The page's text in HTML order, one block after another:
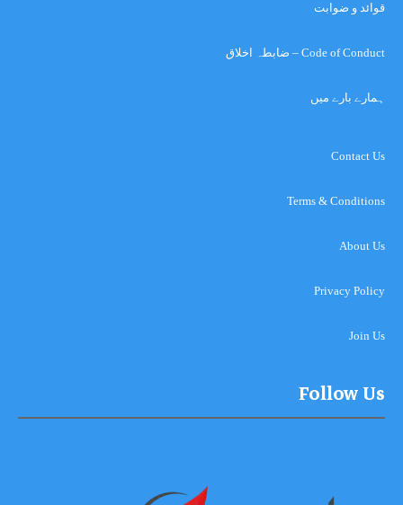
قوائد و ضوابت
Code of Conduct – ضابطہ اخلاق
ہمارے بارے میں
Contact Us
Terms & Conditions
About Us
Privacy Policy
Join Us
Follow Us